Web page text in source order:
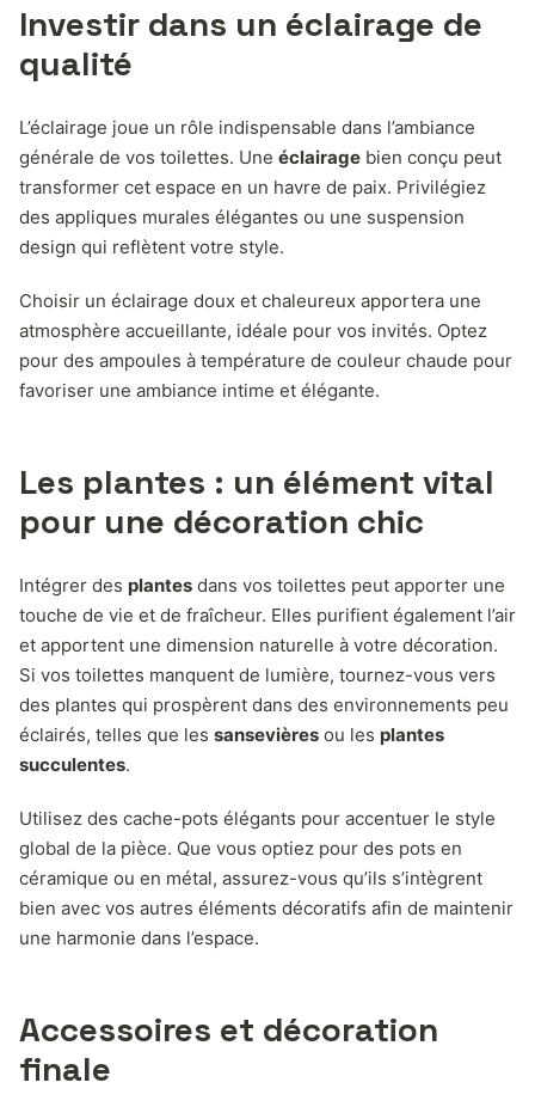
Investir dans un éclairage de
qualité
L’éclairage joue un rôle indispensable dans l’ambiance
générale de vos toilettes. Une éclairage bien conçu peut
transformer cet espace en un havre de paix. Privilégiez
des appliques murales élégantes ou une suspension
design qui reflètent votre style.
Choisir un éclairage doux et chaleureux apportera une
atmosphère accueillante, idéale pour vos invités. Optez
pour des ampoules à température de couleur chaude pour
favoriser une ambiance intime et élégante.
Les plantes : un élément vital
pour une décoration chic
Intégrer des plantes dans vos toilettes peut apporter une
touche de vie et de fraîcheur. Elles purifient également l’air
et apportent une dimension naturelle à votre décoration.
Si vos toilettes manquent de lumière, tournez-vous vers
des plantes qui prospèrent dans des environnements peu
éclairés, telles que les sansevières ou les plantes
succulentes.
Utilisez des cache-pots élégants pour accentuer le style
global de la pièce. Que vous optiez pour des pots en
céramique ou en métal, assurez-vous qu’ils s’intègrent
bien avec vos autres éléments décoratifs afin de maintenir
une harmonie dans l’espace.
Accessoires et décoration
finale